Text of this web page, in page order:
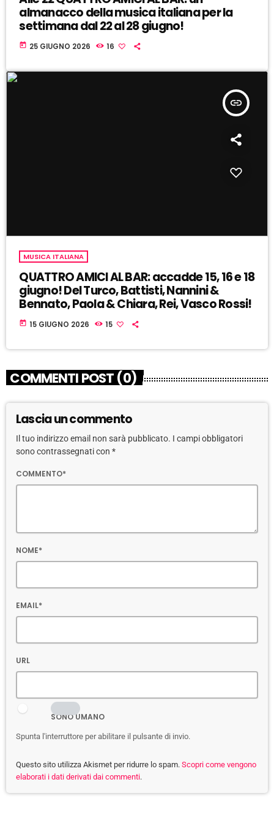
almanacco della musica italiana per la
settimana dal 22 al 28 giugno!
today 25 GIUGNO 2026 16
insert_link
MUSICA ITALIANA
QUATTRO AMICI AL BAR: accadde 15, 16 e 18
giugno! Del Turco, Battisti, Nannini &
Bennato, Paola & Chiara, Rei, Vasco Rossi!
today 15 GIUGNO 2026 15
COMMENTI POST (0)
Lascia un commento
Il tuo indirizzo email non sarà pubblicato. I campi obbligatori
sono contrassegnati con *
COMMENTO*
NOME*
EMAIL*
URL
SONO UMANO
Spunta l'interruttore per abilitare il pulsante di invio.
Questo sito utilizza Akismet per ridurre lo spam. Scopri come vengono
elaborati i dati derivati dai commenti.